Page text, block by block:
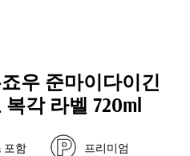
우 준마이다이긴
각 라벨 720ml
포함 프리미엄